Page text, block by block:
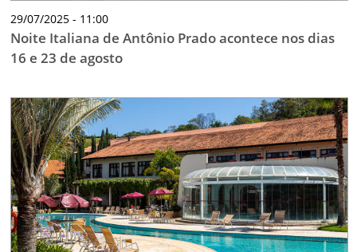
29/07/2025 - 11:00
Noite Italiana de Antônio Prado acontece nos dias
16 e 23 de agosto